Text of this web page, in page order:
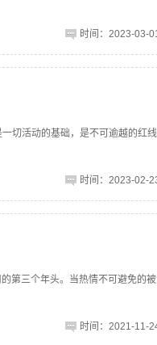
时间：2023-03-
切活动的基础，是不可逾越的红
时间：2023-02-
第三个年头。当热情不可避免的被
时间：2021-11-